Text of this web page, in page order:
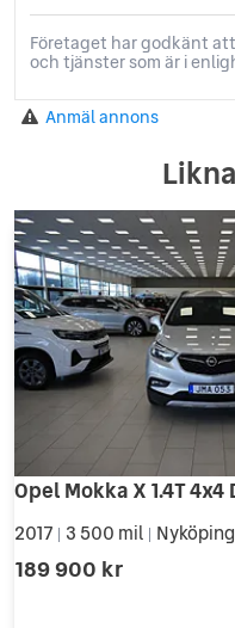
Företaget har godkänt
och tjänster som är i
Anmäl annons
Opel Mokka X 1.4T
2017 3 500 mil Nyköping
189 900 kr